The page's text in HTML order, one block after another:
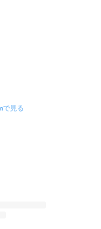
で見る